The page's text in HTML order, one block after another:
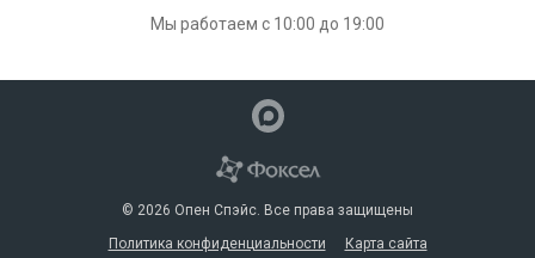
Мы работаем с 10:00 до 19:00
© 2026 Опен Спэйс. Все права защищены
Политика конфиденциальности
Карта сайта